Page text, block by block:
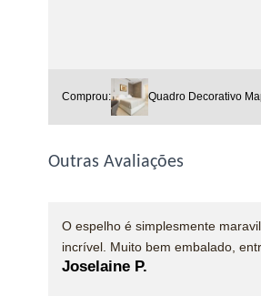
Comprou: Quadro Decorativo
Outras Avaliações
O espelho é simplesmente
incrível. Muito bem embalado,
Joselaine P.